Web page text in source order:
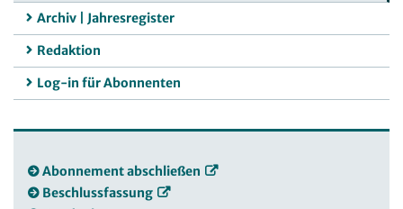
Archiv | Jahresregister
Redaktion
Log-in für Abonnenten
Abonnement abschließen
Beschlussfassung